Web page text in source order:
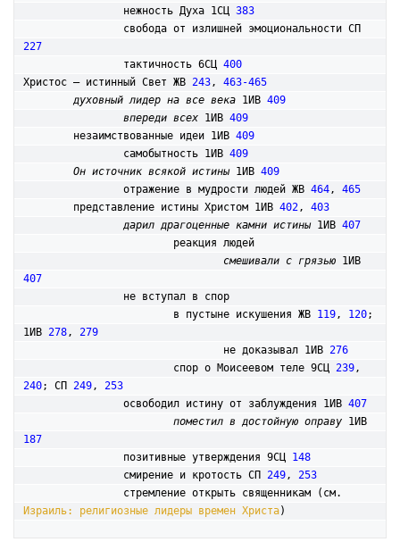
		нежность Духа 1СЦ
383
227
		тактичность 6СЦ
400
Христос – истинный Свет ЖВ 243, 463-465
духовный лидер на все века 1ИВ 409
впереди всех 1ИВ 409
	незаимствованные идеи 1ИВ
409
		самобытность 1ИВ
409
Он источник всякой истины 1ИВ 409
		отражение в мудрости людей ЖВ
464, 465
	представление истины Христом 1ИВ
402, 403
дарил драгоценные камни истины 1ИВ 407
смешивали с грязью
407
			в пустыне искушения ЖВ
119, 120;
1ИВ 278, 279
				не доказывал 1ИВ
276
			спор о Моисеевом теле 9СЦ
239
240; СП 249, 253
		освободил истину от заблуждения 1ИВ
407
поместил в достойную оправу
187
		позитивные утверждения 9СЦ
148
		смирение и кротость СП
249, 253
Израиль: религиозные лидеры времен Христа